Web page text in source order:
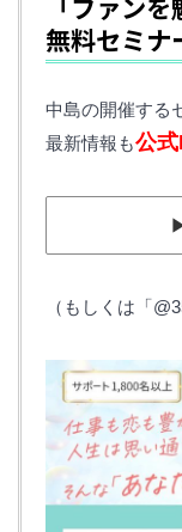
無料セミ
中島の開催する
最新情報も公
（もしくは「